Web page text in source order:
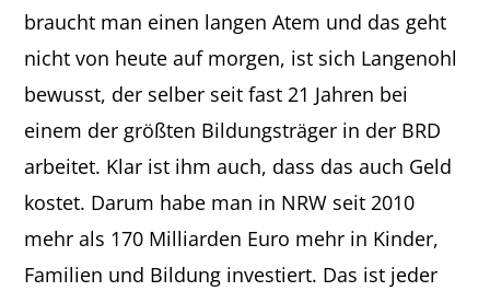
braucht man einen langen Atem und das geht
nicht von heute auf morgen, ist sich Langenohl
bewusst, der selber seit fast 21 Jahren bei
einem der größten Bildungsträger in der BRD
arbeitet. Klar ist ihm auch, dass das auch Geld
kostet. Darum habe man in NRW seit 2010
mehr als 170 Milliarden Euro mehr in Kinder,
Familien und Bildung investiert. Das ist jeder